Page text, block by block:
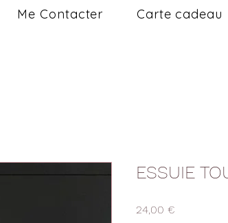
Me Contacter Carte cadeau
ESSUIE
24,00 €